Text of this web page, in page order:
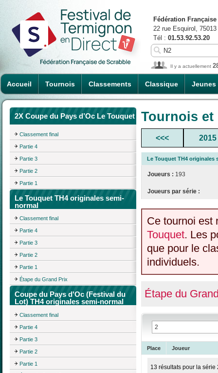
Accueil Tournois Classements Classique Jeunes
Fédération
22 rue Esquirol,
Tél : 01.53.92.53.20
Il y a actuellement
2X Coupe du Pays d’Oc Le Touquet
Classement final
Partie 4
Partie 3
Partie 2
Partie 1
Le Touquet TH4 originales semi-
normal
Classement final
Partie 4
Partie 3
Partie 2
Partie 1
Étape du Grand Prix
Coupe du Pays d'Oc (Festival du
Lot) TH4 originales semi-normal
Classement final
Partie 4
Partie 3
Partie 2
Partie 1
Tournois
<<< 2015
Le Touquet TH4 originales
Joueurs : 193
Joueurs par série :
Ce tournoi est
Touquet. Les
que pour le
individuels.
Étape du
Place Joueur
13 résultats pour la série